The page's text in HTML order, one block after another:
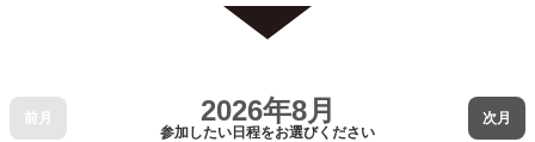
前月 2026年8月
参加したい日程をお選びください
次月